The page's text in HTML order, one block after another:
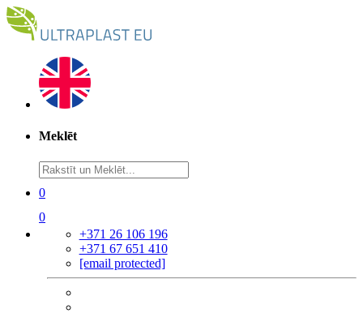
Meklēt
0
0
+371 26 106 196
+371 67 651 410
[email protected]